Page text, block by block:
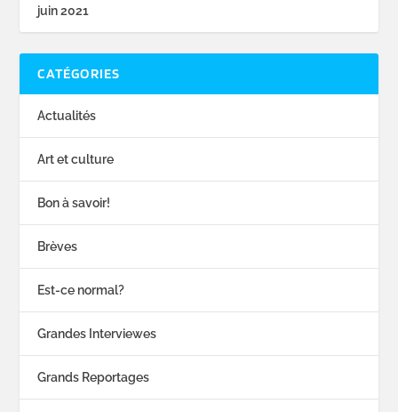
juin 2021
CATÉGORIES
Actualités
Art et culture
Bon à savoir!
Brèves
Est-ce normal?
Grandes Interviewes
Grands Reportages